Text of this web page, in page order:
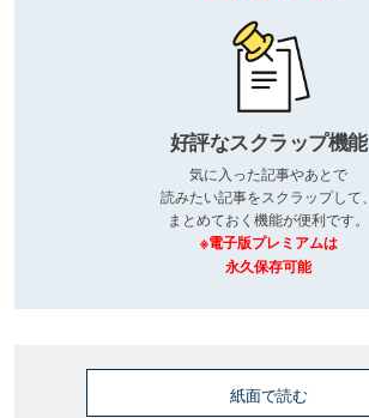
好評なスクラップ機能
気に入った記事やあとで
読みたい記事をスクラップして、
まとめておく機能が便利です。
※電子版プレミアムは
永久保存可能
紙面で読む